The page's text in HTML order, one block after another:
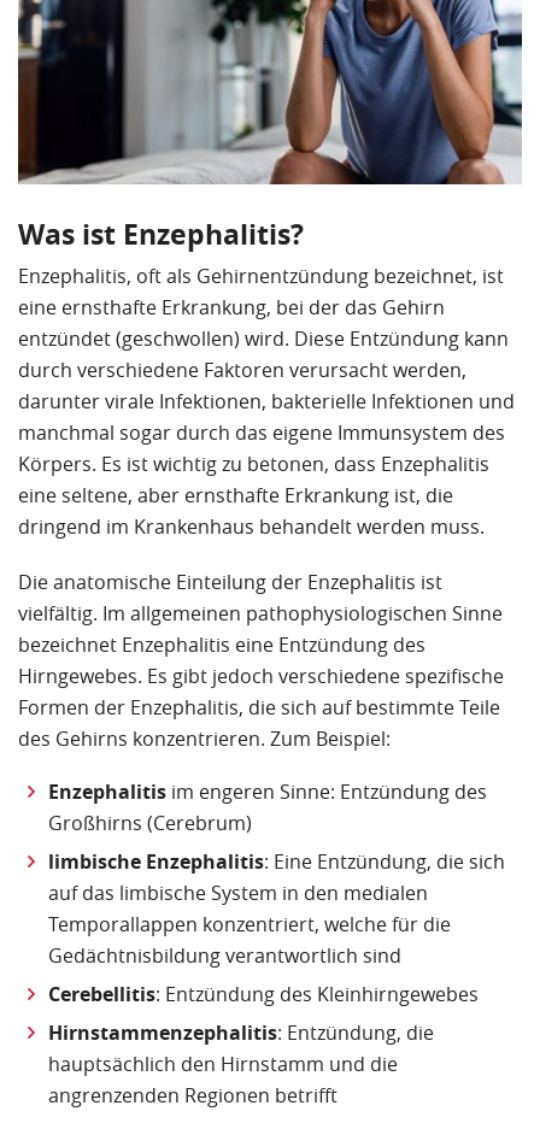
Was ist Enzephalitis?
Enzephalitis, oft als Gehirnentzündung bezeichnet, ist
eine ernsthafte Erkrankung, bei der das Gehirn
entzündet (geschwollen) wird. Diese Entzündung kann
durch verschiedene Faktoren verursacht werden,
darunter virale Infektionen, bakterielle Infektionen und
manchmal sogar durch das eigene Immunsystem des
Körpers. Es ist wichtig zu betonen, dass Enzephalitis
eine seltene, aber ernsthafte Erkrankung ist, die
dringend im Krankenhaus behandelt werden muss.
Die anatomische Einteilung der Enzephalitis ist
vielfältig. Im allgemeinen pathophysiologischen Sinne
bezeichnet Enzephalitis eine Entzündung des
Hirngewebes. Es gibt jedoch verschiedene spezifische
Formen der Enzephalitis, die sich auf bestimmte Teile
des Gehirns konzentrieren. Zum Beispiel:
Enzephalitis im engeren Sinne: Entzündung des
Großhirns (Cerebrum)
limbische Enzephalitis: Eine Entzündung, die sich
auf das limbische System in den medialen
Temporallappen konzentriert, welche für die
Gedächtnisbildung verantwortlich sind
Cerebellitis: Entzündung des Kleinhirngewebes
Hirnstammenzephalitis: Entzündung, die
hauptsächlich den Hirnstamm und die
angrenzenden Regionen betrifft